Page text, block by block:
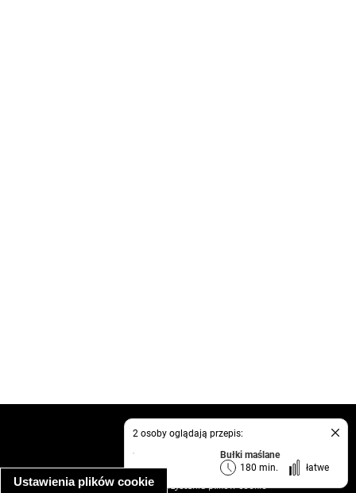
Ustawienia plików cookie
2 osoby oglądają przepis:
Bułki maślane
180 min.
łatwe
kontakt
informacja o prywatności
informacja o wykorzystaniu plików cookie